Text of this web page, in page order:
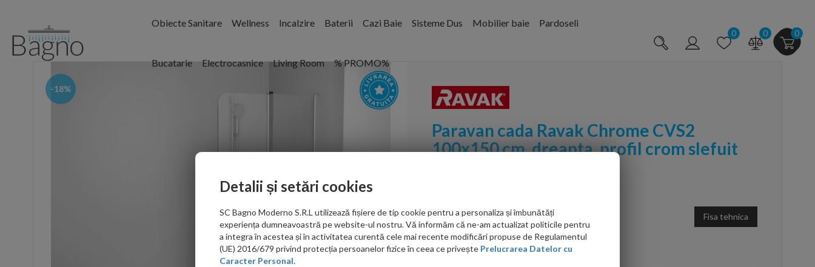
Obiecte Sanitare Wellness Incalzire Baterii Cazi Baie Sisteme Dus Mobilier baie Pardoseli
Bucatarie Electrocasnice Living Room % PROMO%
0 0 0
-18%
Paravan cada Ravak Chrome CVS2
100x150 cm, dreapta, profil crom slefuit
1,938.00 RON Fisa tehnica
Ati gasit in alta parte mai ieftin?
Detalii și setări cookies
SC Bagno Moderno S.R.L utilizează fișiere de tip cookie pentru a personaliza și îmbunătăți
experiența dumneavoastră pe website-ul nostru. Vă informăm că ne-am actualizat politicile pentru
a integra în acestea și în activitatea curentă cele mai recente modificări propuse de Regulamentul
(UE) 2016/679 privind protecția persoanelor fizice în ceea ce privește Prelucrarea Datelor cu
Caracter Personal.